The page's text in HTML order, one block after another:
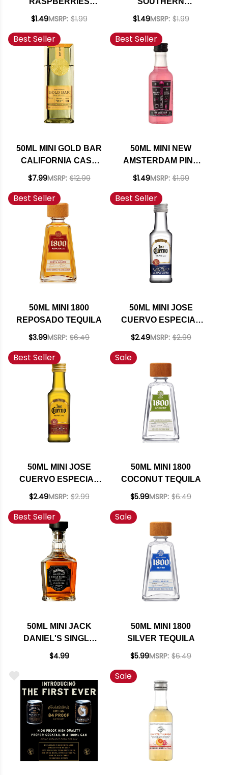
SCHNAPPS
$1.49MSRP: $1.99
COMFORT ORIGINAL
70 PROOF
$1.49MSRP: $1.99
Best Seller
50ML MINI GOLD BAR
CALIFORNIA CASK
FINISHED BLENDED
$7.99MSRP: $12.99
Best Seller
50ML MINI NEW
AMSTERDAM PINK
WHITNEY VODKA
$1.49MSRP: $1.99
Best Seller
50ML MINI 1800
REPOSADO TEQUILA
$3.99MSRP: $6.49
Best Seller
50ML MINI JOSE
CUERVO ESPECIAL
SILVER TEQUILA
$2.49MSRP: $2.99
Best Seller
50ML MINI JOSE
CUERVO ESPECIAL
$2.49MSRP: $2.99
Sale
50ML MINI 1800
COCONUT TEQUILA
$5.99MSRP: $6.49
Best Seller
50ML MINI JACK
DANIEL'S SINGLE
BARREL SELECT
$4.99
Sale
50ML MINI 1800
SILVER TEQUILA
$5.99MSRP: $6.49
Sale